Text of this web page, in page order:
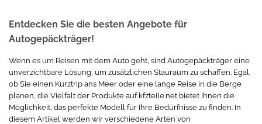
Entdecken Sie die besten Angebote für
Autogepäckträger!
Wenn es um Reisen mit dem Auto geht, sind Autogepäckträger eine
unverzichtbare Lösung, um zusätzlichen Stauraum zu schaffen. Egal,
ob Sie einen Kurztrip ans Meer oder eine lange Reise in die Berge
planen, die Vielfalt der Produkte auf kfzteile.net bietet Ihnen die
Möglichkeit, das perfekte Modell für Ihre Bedürfnisse zu finden. In
diesem Artikel werden wir verschiedene Arten von